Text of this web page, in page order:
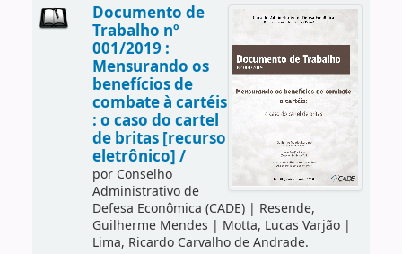
Documento de
Trabalho nº
001/2019 :
Mensurando os
benefícios de
combate à cartéis
: o caso do cartel
de britas [recurso
eletrônico] /
por Conselho
Administrativo de
Defesa Econômica (CADE)| Resende,
Guilherme Mendes | Motta, Lucas Varjão|
Lima, Ricardo Carvalho de Andrade.